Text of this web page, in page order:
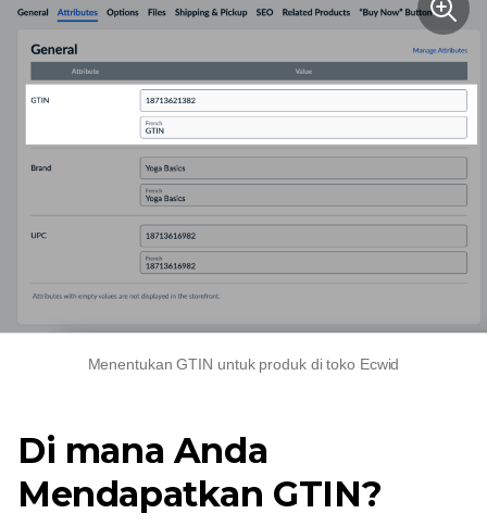
Menentukan GTIN untuk produk di toko Ecwid
Di mana Anda
Mendapatkan GTIN?